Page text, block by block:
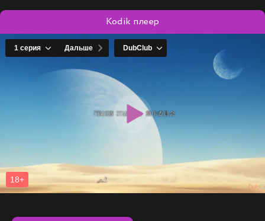
Kodik плеер